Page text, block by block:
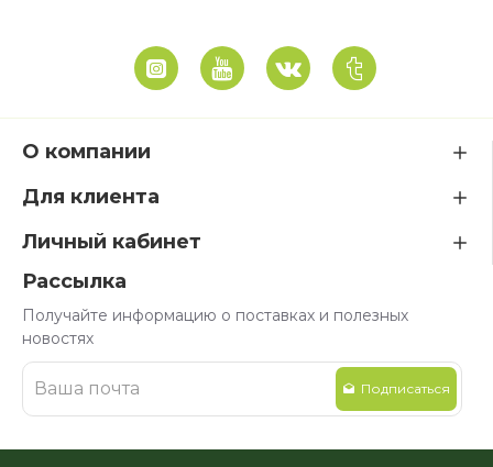
О компании
Для клиента
Личный кабинет
Рассылка
Получайте информацию о поставках и полезных
новостях
Подписаться